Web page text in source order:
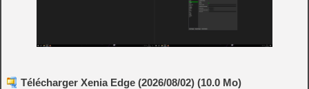
Télécharger Xenia Edge (2026/08/02) (10.0 Mo)